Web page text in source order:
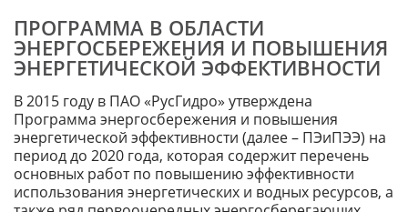
ПРОГРАММА В ОБЛАСТИ
ЭНЕРГОСБЕРЕЖЕНИЯ И ПОВЫШЕНИЯ
ЭНЕРГЕТИЧЕСКОЙ ЭФФЕКТИВНОСТИ
В 2015 году в ПАО «РусГидро» утверждена
Программа энергосбережения и повышения
энергетической эффективности (далее – ПЭиПЭЭ) на
период до 2020 года, которая содержит перечень
основных работ по повышению эффективности
использования энергетических и водных ресурсов, а